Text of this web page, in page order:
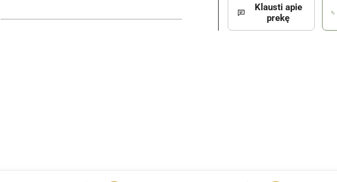
Klausti apie
prekę